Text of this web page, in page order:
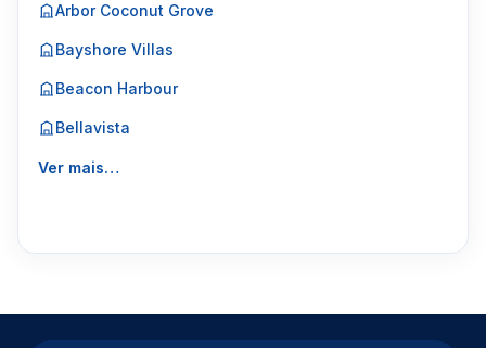
Arbor Coconut Grove
Bayshore Villas
Beacon Harbour
Bellavista
Ver mais…